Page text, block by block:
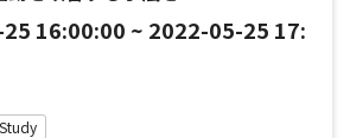
16:00:00 ~ 2022-05-25 17: